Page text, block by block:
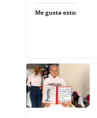
Me gusta esto: